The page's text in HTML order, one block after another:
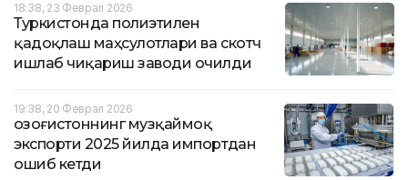
18:38, 23 Феврал 2026
Туркистонда полиэтилен
қадоқлаш маҳсулотлари ва скотч
ишлаб чиқариш заводи очилди
19:38, 20 Феврал 2026
Қозоғистоннинг музқаймоқ
экспорти 2025 йилда импортдан
ошиб кетди